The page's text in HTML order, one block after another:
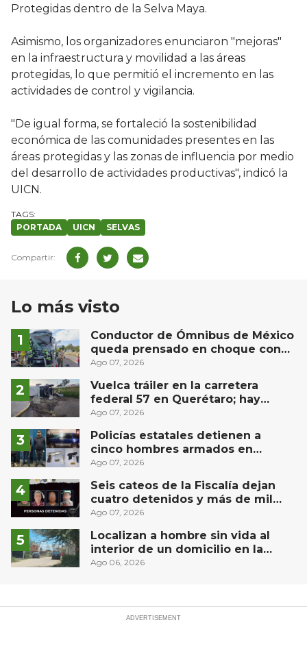
Protegidas dentro de la Selva Maya.
Asimismo, los organizadores enunciaron "mejoras"
en la infraestructura y movilidad a las áreas
protegidas, lo que permitió el incremento en las
actividades de control y vigilancia.
"De igual forma, se fortaleció la sostenibilidad
económica de las comunidades presentes en las
áreas protegidas y las zonas de influencia por medio
del desarrollo de actividades productivas", indicó la
UICN.
PORTADA UICN SELVAS
Lo más visto
Conductor de Ómnibus de México
queda prensado en choque con
materialista en San Juan del Río
Ago 07, 2026
Vuelca tráiler en la carretera
federal 57 en Querétaro; hay
derrame de combustible
Ago 07, 2026
Policías estatales detienen a
cinco hombres armados en
Puebla capital
Ago 07, 2026
Seis cateos de la Fiscalía dejan
cuatro detenidos y más de mil
dosis aseguradas en Querétaro
Ago 07, 2026
Localizan a hombre sin vida al
interior de un domicilio en la
comunidad El Rodeo, San Juan del
Ago 06, 2026